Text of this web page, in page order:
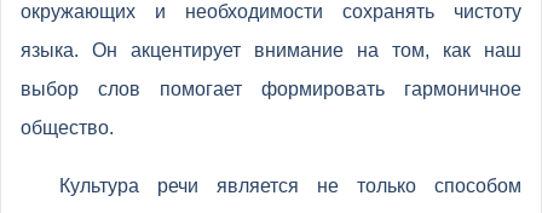
окружающих и необходимости сохранять чистоту
языка. Он акцентирует внимание на том, как наш
выбор слов помогает формировать гармоничное
общество.
Культура речи является не только способом